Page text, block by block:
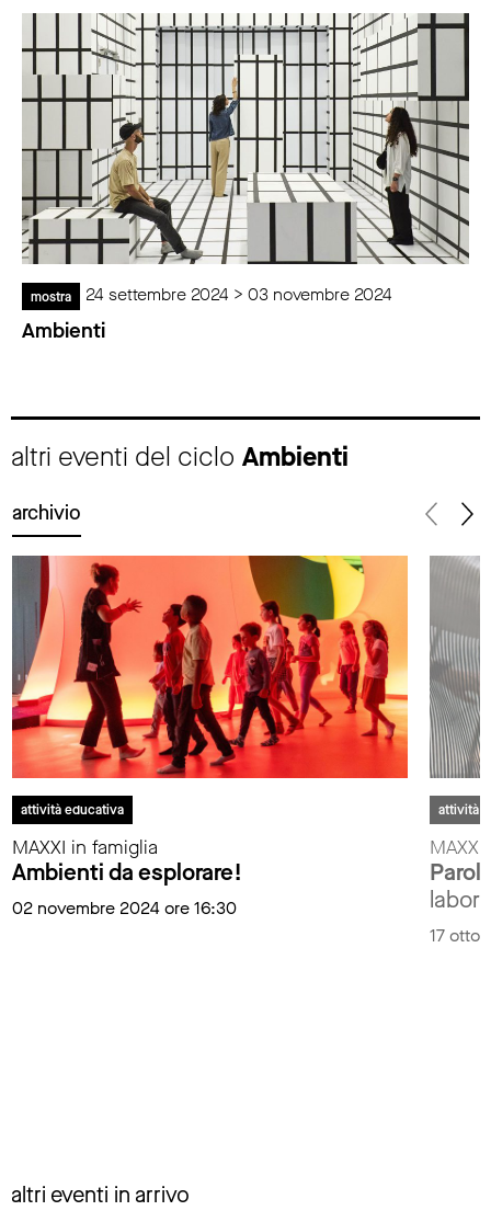
mostra 24 settembre 2024 > 03 novembre 2024
Ambienti
altri eventi del ciclo Ambienti
archivio
attività educativa
MAXXI in famiglia
Ambienti da esplorare!
02 novembre 2024 ore 16:30
attività
17
altri eventi in arrivo